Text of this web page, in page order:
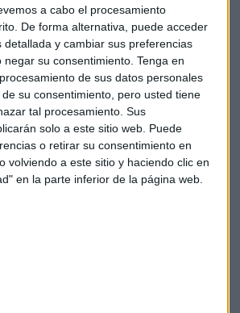
a cabo el procesamiento
De forma alternativa, puede acceder
detallada y cambiar sus preferencias
su consentimiento. Tenga en
de sus datos personales
su consentimiento, pero usted tiene
tal procesamiento. Sus
solo a este sitio web. Puede
o retirar su consentimiento en
volviendo a este sitio y haciendo clic en
en la parte inferior de la página web.
/ / 2021-12-30
una buena gestión de lavolalitidad
pasa por unamecánica de
cintura" sobre los distintos activos en
posteriormente, los activos es la
para, al final, aplicar la herramienta
Cross Asset & Risk)o dicho de una